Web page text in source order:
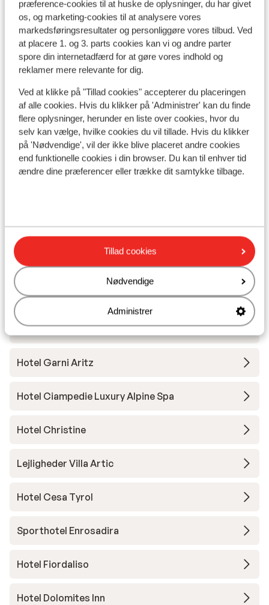
præference-cookies til at huske de oplysninger, du har givet
os, og marketing-cookies til at analysere vores
markedsføringsresultater og personliggøre vores tilbud. Ved
at placere 1. og 3. parts cookies kan vi og andre parter
spore din internetadfærd for at gøre vores indhold og
reklamer mere relevante for dig.
Ved at klikke på "Tillad cookies" accepterer du placeringen
af alle cookies. Hvis du klikker på 'Administrer' kan du finde
flere oplysninger, herunder en liste over cookies, hvor du
selv kan vælge, hvilke cookies du vil tillade. Hvis du klikker
på 'Nødvendige', vil der ikke blive placeret andre cookies
end funktionelle cookies i din browser. Du kan til enhver tid
ændre dine præferencer eller trække dit samtykke tilbage.
Tillad cookies
Nødvendige
Administrer
Se på kort
I centrum
Afstand til skilift ca. 100 meter
Liftkort/skileje/undervisning
Liftkort
Andre overnatningssteder i Val di
Fassa
Hotel Andreas
Hotel Garni Aritz
Hotel Ciampedie Luxury Alpine Spa
Hotel Christine
Lejligheder Villa Artic
Hotel Cesa Tyrol
Sporthotel Enrosadira
Hotel Fiordaliso
Hotel Dolomites Inn